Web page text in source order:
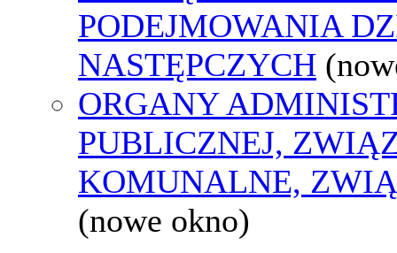
PODEJMOWANIA
NASTĘPCZYCH
ORGANY
PUBLICZNEJ,
KOMUNALNE,
(nowe okno)